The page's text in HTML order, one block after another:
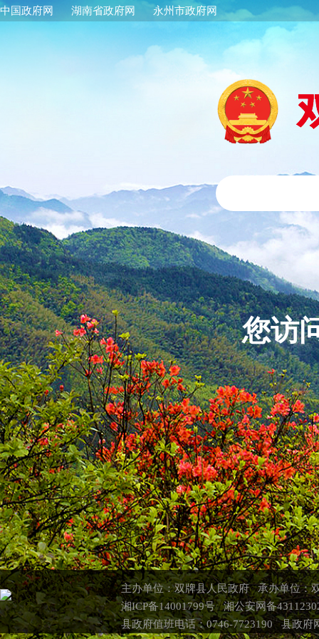
中国政府网 湖南省政府网 永州市政府网
您访
主办单位：双牌县人民政府 承办单位：
湘ICP备14001799号 湘公安网备
县政府值班电话：0746-7723190 县政府